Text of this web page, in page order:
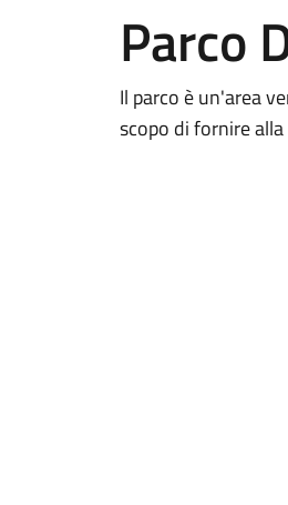
Parco
Il parco è un'area
scopo di fornire